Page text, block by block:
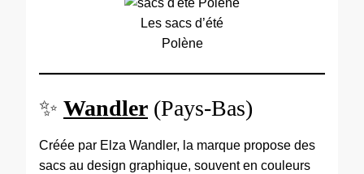
Les sacs d’été
Polène
✨ Wandler (Pays-Bas)
Créée par Elza Wandler, la marque propose des
sacs au design graphique, souvent en couleurs